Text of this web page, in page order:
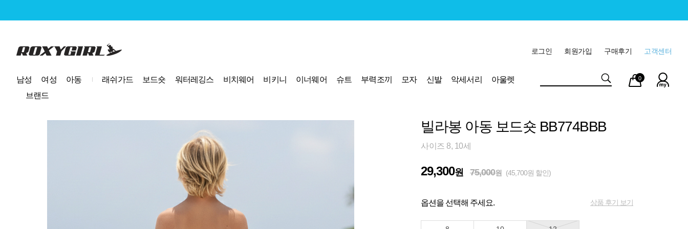
로고 고객센터
구매후기
회원가입
로그인
남성 여성 아동 래쉬가드 보드숏 워터레깅스 비치웨어 비키니 이너웨어 슈트 부력조끼 모자 신발 악세서리
아울렛
브랜드
마이
페이
장바
구니
0
빌라봉 아동 보드숏 BB774BBB
사이즈 8, 10세
29,300원 75,000원 (45,700원 할인)
옵션을 선택해 주세요. 상품 후기 보기